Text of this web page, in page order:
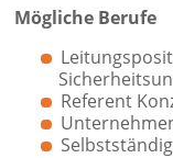
Mögliche Berufe
Referent